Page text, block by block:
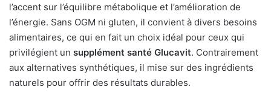
l’accent sur l’équilibre métabolique et l’amélioration de
l’énergie. Sans OGM ni gluten, il convient à divers besoins
alimentaires, ce qui en fait un choix idéal pour ceux qui
privilégient un supplément santé Glucavit. Contrairement
aux alternatives synthétiques, il mise sur des ingrédients
naturels pour offrir des résultats durables.